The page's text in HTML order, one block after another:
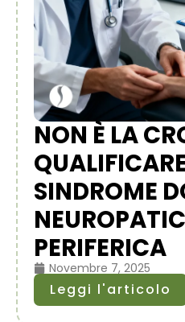
NON È LA
SINDROME
PERIFERICA
Novembre 7, 2025
Leggi l'articolo